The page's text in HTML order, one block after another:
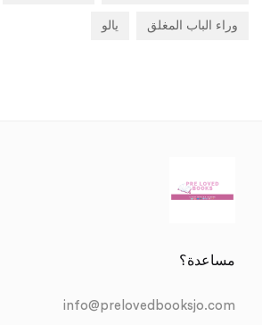
وراء الباب المغلق يالو
مساعدة؟
info@prelovedbooksjo.com